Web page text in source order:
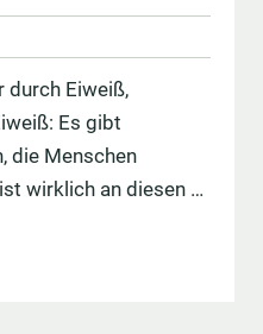
durch Eiweiß,
Es gibt
die Menschen
wirklich an diesen …